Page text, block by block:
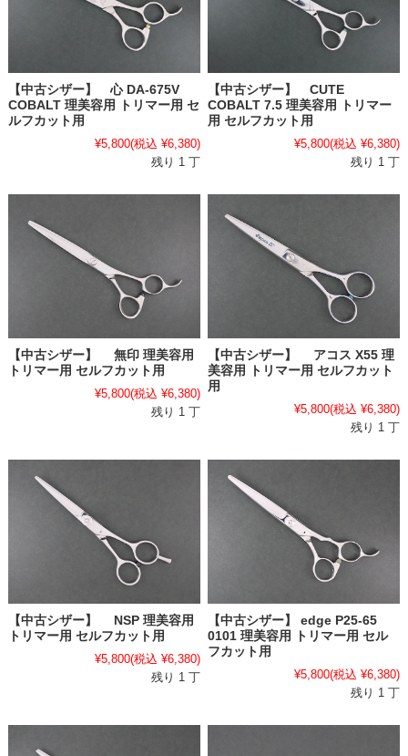
【中古シザー】 心 DA-675V
COBALT 理美容用 トリマー用 セ
ルフカット用
¥5,800(税込 ¥6,380)
残り 1 丁
【中古シザー】 CUTE
COBALT 7.5 理美容用 トリマー
用 セルフカット用
¥5,800(税込 ¥6,380)
残り 1 丁
【中古シザー】 無印 理美容用
トリマー用 セルフカット用
¥5,800(税込 ¥6,380)
残り 1 丁
【中古シザー】 アコス X55 理
美容用 トリマー用 セルフカット
用
¥5,800(税込 ¥6,380)
残り 1 丁
【中古シザー】 NSP 理美容用
トリマー用 セルフカット用
¥5,800(税込 ¥6,380)
残り 1 丁
【中古シザー】 edge P25-65
0101 理美容用 トリマー用 セル
フカット用
¥5,800(税込 ¥6,380)
残り 1 丁